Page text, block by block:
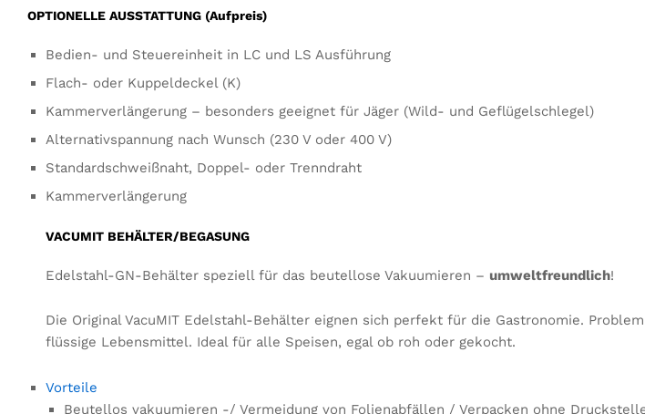
OPTIONELLE AUSSTATTUNG (Aufpreis)
Bedien- und Steuereinheit in LC und LS Ausführung
Flach- oder Kuppeldeckel (K)
Kammerverlängerung – besonders geeignet für Jäger (Wild- und Geflügelschlegel)
Alternativspannung nach Wunsch (230 V oder 400 V)
Standardschweißnaht, Doppel- oder Trenndraht
Kammerverlängerung
VACUMIT BEHÄLTER/BEGASUNG
Edelstahl-GN-Behälter speziell für das beutellose Vakuumieren – umweltfreundlich!
Die Original VacuMIT Edelstahl-Behälter eignen sich perfekt für die Gastronomie.
flüssige Lebensmittel. Ideal für alle Speisen, egal ob roh oder gekocht.
Vorteile
Beutellos vakuumieren -/ Vermeidung von Folienabfällen / Verpacken ohne